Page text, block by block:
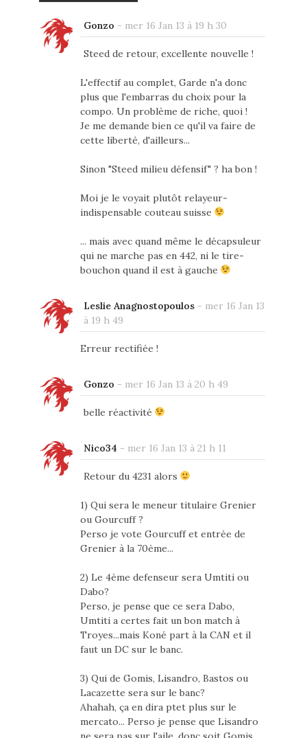
Gonzo - mer 16 Jan 13 à 19 h 30
Steed de retour, excellente nouvelle !
L'effectif au complet, Garde n'a donc
plus que l'embarras du choix pour la
compo. Un problème de riche, quoi !
Je me demande bien ce qu'il va faire de
cette liberté, d'ailleurs...
Sinon "Steed milieu défensif" ? ha bon !
Moi je le voyait plutôt relayeur-
indispensable couteau suisse
... mais avec quand même le décapsuleur
qui ne marche pas en 442, ni le tire-
bouchon quand il est à gauche
Leslie Anagnostopoulos- mer 16 Jan 13
à 19 h 49
Erreur rectifiée !
Gonzo - mer 16 Jan 13 à 20 h 49
belle réactivité
Nico34 - mer 16 Jan 13 à 21 h 11
Retour du 4231 alors
1) Qui sera le meneur titulaire Grenier
ou Gourcuff ?
Perso je vote Gourcuff et entrée de
Grenier à la 70ème...
2) Le 4ème defenseur sera Umtiti ou
Dabo?
Perso, je pense que ce sera Dabo,
Umtiti a certes fait un bon match à
Troyes...mais Koné part à la CAN et il
faut un DC sur le banc.
3) Qui de Gomis, Lisandro, Bastos ou
Lacazette sera sur le banc?
Ahahah, ça en dira ptet plus sur le
mercato... Perso je pense que Lisandro